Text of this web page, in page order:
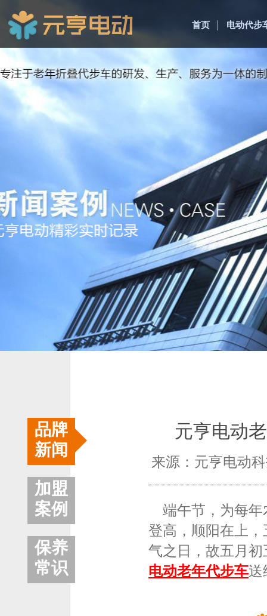
首页 电动代步
品牌
新闻
加盟
案例
保养
常识
元亨电动
来源：元亨电动
端午节，为每年
登高，顺阳在上
气之日，故五月
电动老年代步车送